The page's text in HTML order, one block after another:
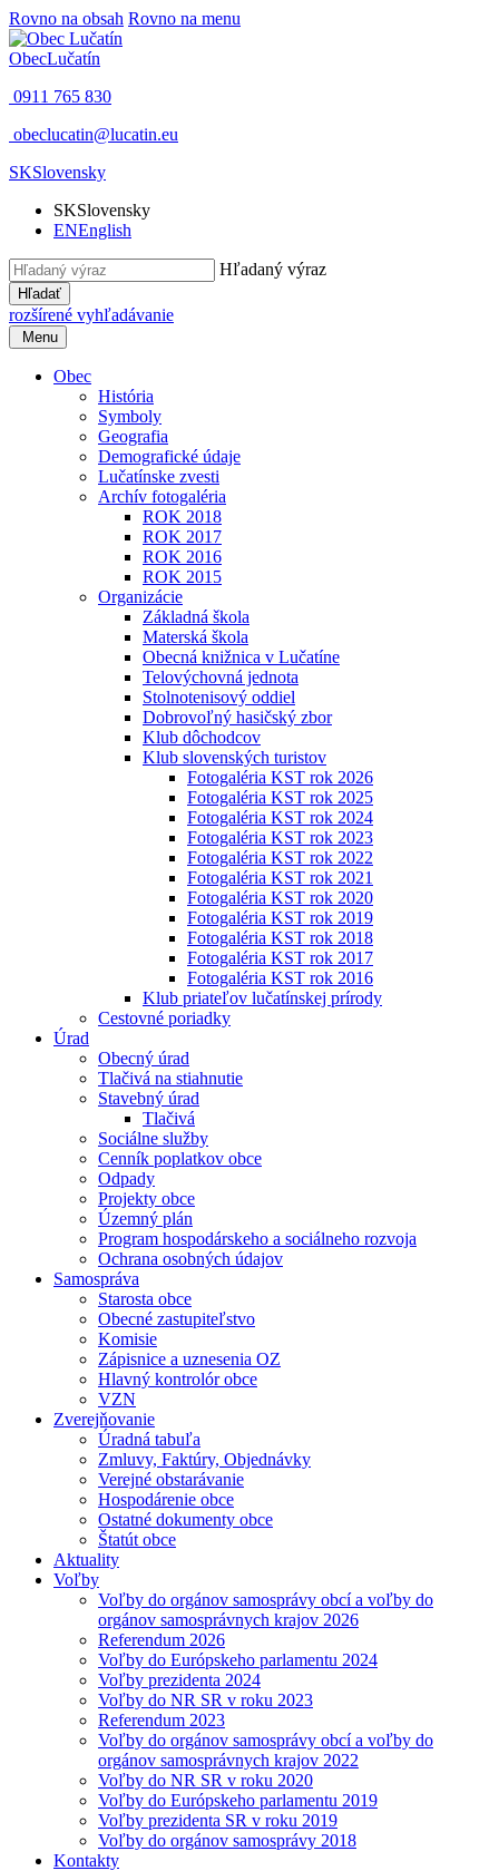
Rovno na obsah Rovno na menu
ObecLučatín
0911 765 830
obeclucatin@lucatin.eu
SKSlovensky
SKSlovensky
ENEnglish
Hľadaný výraz
Hľadať
rozšírené vyhľadávanie
Menu
Obec
História
Symboly
Geografia
Demografické údaje
Lučatínske zvesti
Archív fotogaléria
ROK 2018
ROK 2017
ROK 2016
ROK 2015
Organizácie
Základná škola
Materská škola
Obecná knižnica v Lučatíne
Telovýchovná jednota
Stolnotenisový oddiel
Dobrovoľný hasičský zbor
Klub dôchodcov
Klub slovenských turistov
Fotogaléria KST rok 2026
Fotogaléria KST rok 2025
Fotogaléria KST rok 2024
Fotogaléria KST rok 2023
Fotogaléria KST rok 2022
Fotogaléria KST rok 2021
Fotogaléria KST rok 2020
Fotogaléria KST rok 2019
Fotogaléria KST rok 2018
Fotogaléria KST rok 2017
Fotogaléria KST rok 2016
Klub priateľov lučatínskej prírody
Cestovné poriadky
Úrad
Obecný úrad
Tlačivá na stiahnutie
Stavebný úrad
Tlačivá
Sociálne služby
Cenník poplatkov obce
Odpady
Projekty obce
Územný plán
Program hospodárskeho a sociálneho rozvoja
Ochrana osobných údajov
Samospráva
Starosta obce
Obecné zastupiteľstvo
Komisie
Zápisnice a uznesenia OZ
Hlavný kontrolór obce
VZN
Zverejňovanie
Úradná tabuľa
Zmluvy, Faktúry, Objednávky
Verejné obstarávanie
Hospodárenie obce
Ostatné dokumenty obce
Štatút obce
Aktuality
Voľby
Voľby do orgánov samosprávy obcí a voľby do
orgánov samosprávnych krajov 2026
Referendum 2026
Voľby do Európskeho parlamentu 2024
Voľby prezidenta 2024
Voľby do NR SR v roku 2023
Referendum 2023
Voľby do orgánov samosprávy obcí a voľby do
orgánov samosprávnych krajov 2022
Voľby do NR SR v roku 2020
Voľby do Európskeho parlamentu 2019
Voľby prezidenta SR v roku 2019
Voľby do orgánov samosprávy 2018
Kontakty